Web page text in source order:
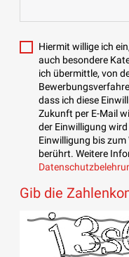
Hiermit willige ich
auch besondere
ich übermittle, von
dass ich diese
Zukunft per E-Mail
der Einwilligung
Einwilligung bis
berührt. Weitere
Gib die